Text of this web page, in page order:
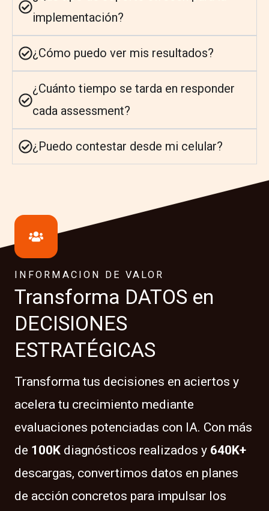
implementación?
¿Cómo puedo ver mis resultados?
¿Cuánto tiempo se tarda en responder
cada assessment?
¿Puedo contestar desde mi celular?
INFORMACION DE VALOR
Transforma DATOS en
DECISIONES
ESTRATÉGICAS
Transforma tus decisiones en aciertos y
acelera tu crecimiento mediante
evaluaciones potenciadas con IA. Con más
de 100K diagnósticos realizados y 640K+
descargas, convertimos datos en planes
de acción concretos para impulsar los